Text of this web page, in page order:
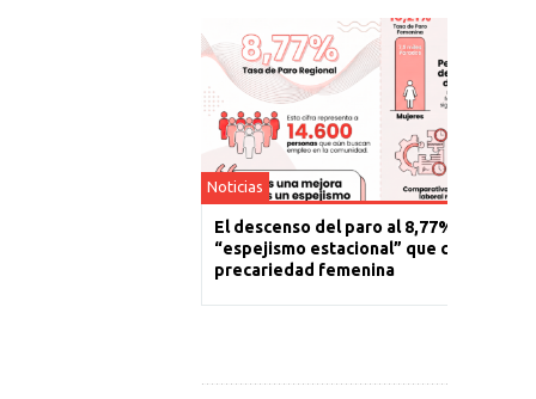
Noticias
El descenso del paro al 8,77% es un
“espejismo estacional” que cronifica la
precariedad femenina